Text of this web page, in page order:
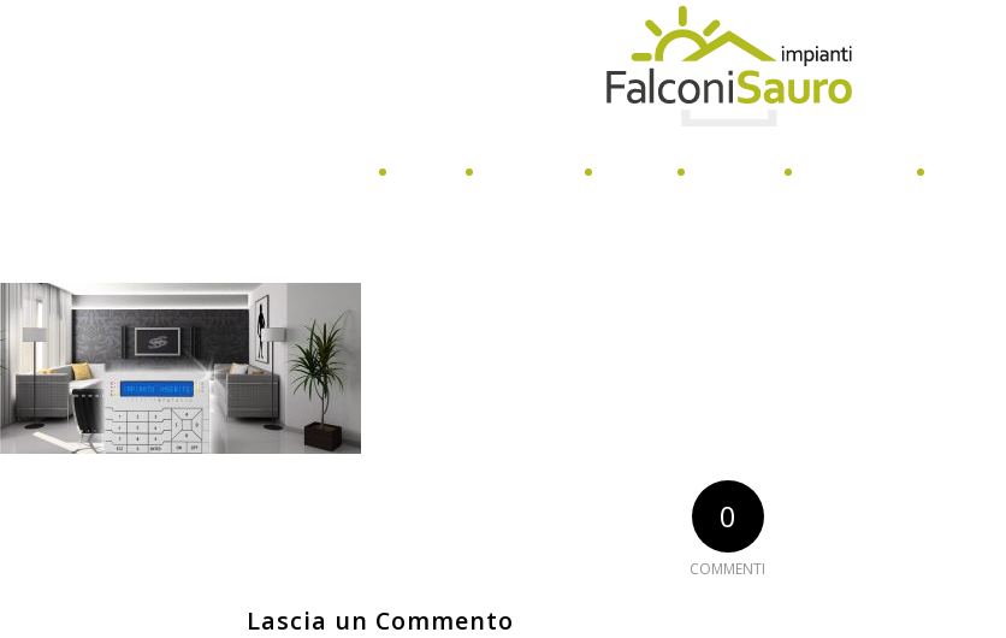
Home Chi siamo Servizi Impianti Contattaci
0
COMMENTI
Lascia un Commento